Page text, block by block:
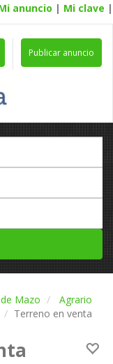
anuncio | Mi clave |
Publicar anuncio
Mazo
Agrario
Terreno en venta